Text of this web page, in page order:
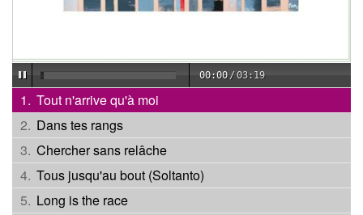
00:00 /03:19
Tout n'arrive qu'à moi
Dans tes rangs
Chercher sans relâche
Tous jusqu'au bout (Soltanto)
Long is the race